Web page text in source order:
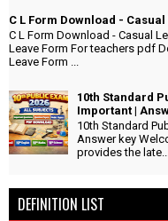
C L Form Download -
C L Form Download - Casual
Leave Form For teachers pdf
Leave Form ...
10th Standard
Important |
10th Standard
Answer key
provides the
DEFINITION LIST